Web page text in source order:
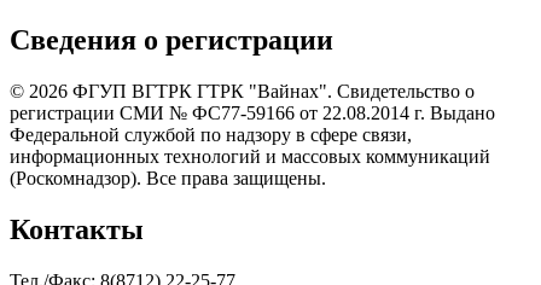
Сведения о регистрации
© 2026 ФГУП ВГТРК ГТРК "Вайнах". Свидетельство о
регистрации СМИ № ФС77-59166 от 22.08.2014 г. Выдано
Федеральной службой по надзору в сфере связи,
информационных технологий и массовых коммуникаций
(Роскомнадзор). Все права защищены.
Контакты
Тел./Факс: 8(8712) 22-25-77